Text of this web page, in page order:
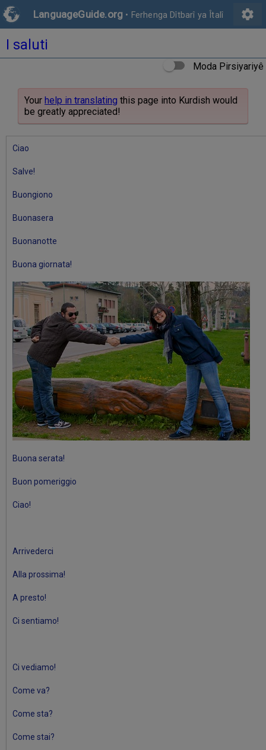
LanguageGuide.org • Ferhenga Dîtbarî ya Îtalî settings
I saluti
Moda Pirsiyariyê
Your help in translating this page into Kurdish would
be greatly appreciated!
Ciao
Salve!
Buongiono
Buonasera
Buonanotte
Buona giornata!
Buona serata!
Buon pomeriggio
Ciao!
Arrivederci
Alla prossima!
A presto!
Ci sentiamo!
Ci vediamo!
Come va?
Come sta?
Come stai?